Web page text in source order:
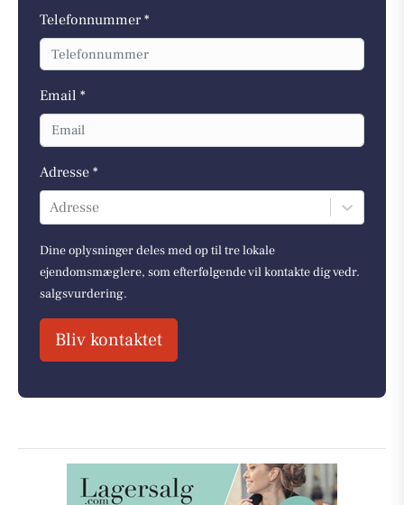
Telefonnummer *
Email *
Adresse *
Adresse
Dine oplysninger deles med op til tre lokale
ejendomsmæglere, som efterfølgende vil kontakte dig vedr.
salgsvurdering.
Bliv kontaktet